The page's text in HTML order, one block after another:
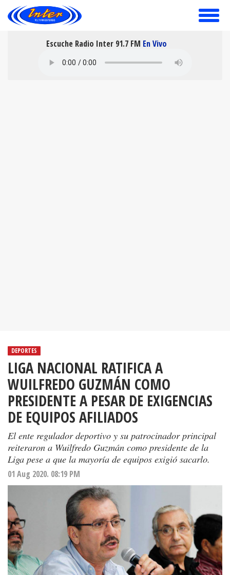
toggle
Escuche Radio Inter 91.7 FM En Vivo
DEPORTES
LIGA NACIONAL RATIFICA A
WUILFREDO GUZMÁN COMO
PRESIDENTE A PESAR DE EXIGENCIAS
DE EQUIPOS AFILIADOS
El ente regulador deportivo y su patrocinador principal
reiteraron a Wuilfredo Guzmán como presidente de la
Liga pese a que la mayoría de equipos exigió sacarlo.
01 Aug 2020. 08:19 PM